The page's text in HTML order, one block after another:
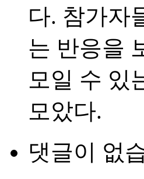
다. 참가자
는 반응을
모일 수 있
모았다.
댓글이 없